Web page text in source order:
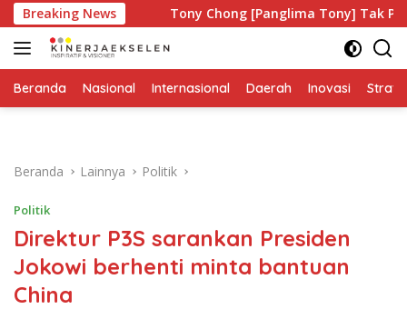
Langsung
ke
konten
Breaking NewsTony Chong [Panglima Tony] Tak Pernah
Beranda Nasional Internasional Daerah Inovasi
Beranda Lainnya Politik
Politik
Direktur P3S sarankan Presiden
Jokowi berhenti minta bantuan
China